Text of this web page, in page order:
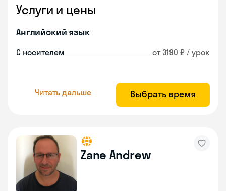
Услуги и цены
Английский язык
С носителем от 3190 ₽ / урок
Читать дальше Выбрать время
Zane Andrew